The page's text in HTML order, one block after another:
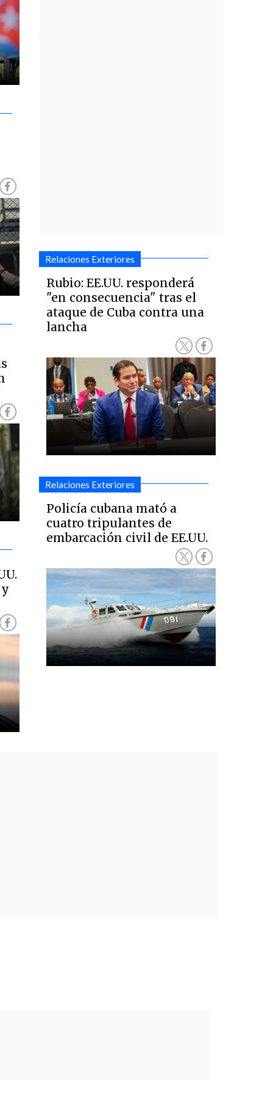
Relaciones Exteriores
Rubio: EE.UU. responderá
"en consecuencia" tras el
ataque de Cuba contra una
lancha
Relaciones Exteriores
Policía cubana mató a
cuatro tripulantes de
embarcación civil de EE.UU.